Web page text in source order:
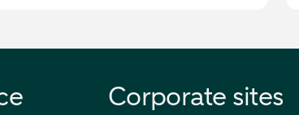
Corporate sites